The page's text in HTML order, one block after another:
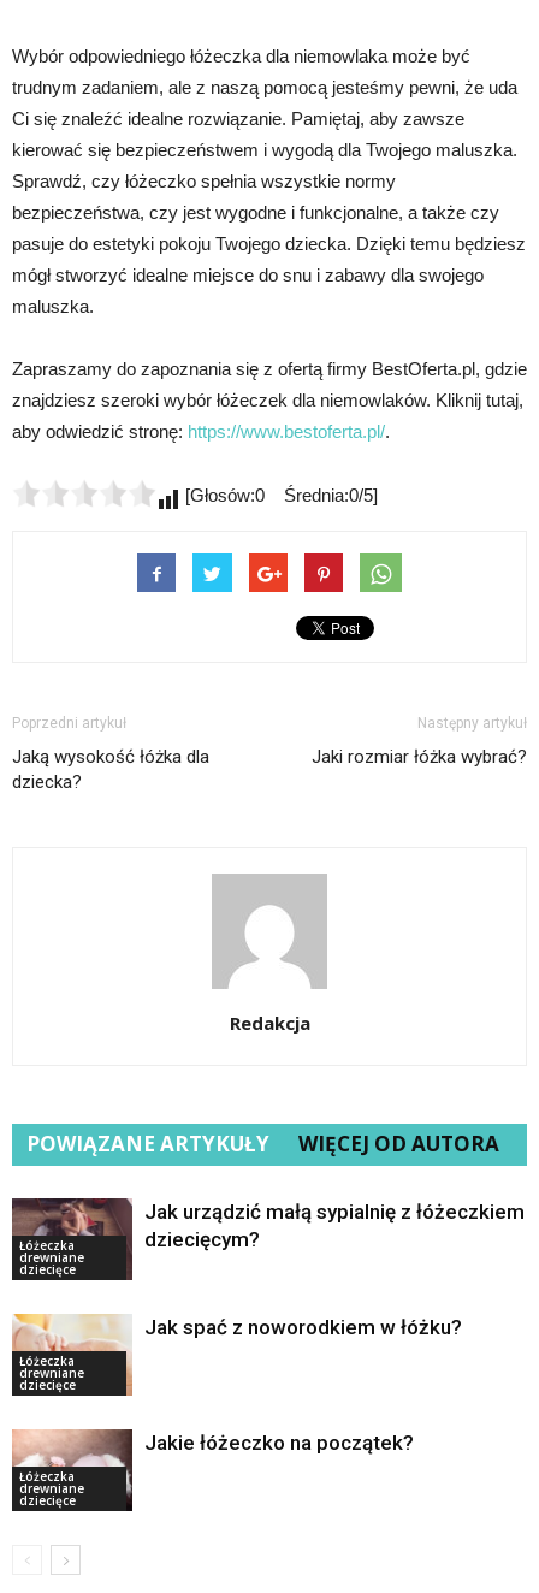
Wybór odpowiedniego łóżeczka dla niemowlaka może być
trudnym zadaniem, ale z naszą pomocą jesteśmy pewni, że uda
Ci się znaleźć idealne rozwiązanie. Pamiętaj, aby zawsze
kierować się bezpieczeństwem i wygodą dla Twojego maluszka.
Sprawdź, czy łóżeczko spełnia wszystkie normy
bezpieczeństwa, czy jest wygodne i funkcjonalne, a także czy
pasuje do estetyki pokoju Twojego dziecka. Dzięki temu będziesz
mógł stworzyć idealne miejsce do snu i zabawy dla swojego
maluszka.
Zapraszamy do zapoznania się z ofertą firmy BestOferta.pl, gdzie
znajdziesz szeroki wybór łóżeczek dla niemowlaków. Kliknij tutaj,
aby odwiedzić stronę: https://www.bestoferta.pl/.
[Głosów:0 Średnia:0/5]
Poprzedni artykuł
Jaką wysokość łóżka dla
dziecka?
Następny artykuł
Jaki rozmiar łóżka wybrać?
Redakcja
POWIĄZANE ARTYKUŁY WIĘCEJ OD AUTORA
Łóżeczka
drewniane
dziecięce
Jak urządzić małą sypialnię z łóżeczkiem
dziecięcym?
Łóżeczka
drewniane
dziecięce
Jak spać z noworodkiem w łóżku?
Łóżeczka
drewniane
dziecięce
Jakie łóżeczko na początek?